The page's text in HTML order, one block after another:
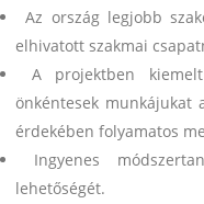
Az ország legjobb
elhivatott szakmai
A projektben
önkéntesek munkájukat
érdekében folyamatos
Ingyenes
lehetőségét.